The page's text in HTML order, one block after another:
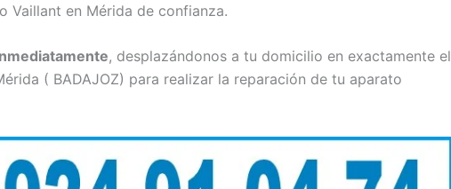
Vaillant en Mérida de confianza.
, desplazándonos a tu domicilio en exactamente el
( BADAJOZ) para realizar la reparación de tu aparato